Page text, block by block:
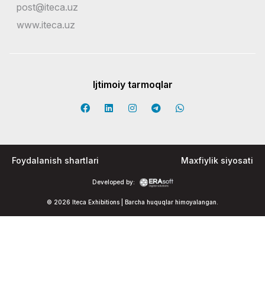
post@iteca.uz
www.iteca.uz
Ijtimoiy tarmoqlar
© 2026 Iteca Exhibitions | Barcha huquqlar himoyalangan.
Developed by:
Foydalanish shartlari Maxfiylik siyosati